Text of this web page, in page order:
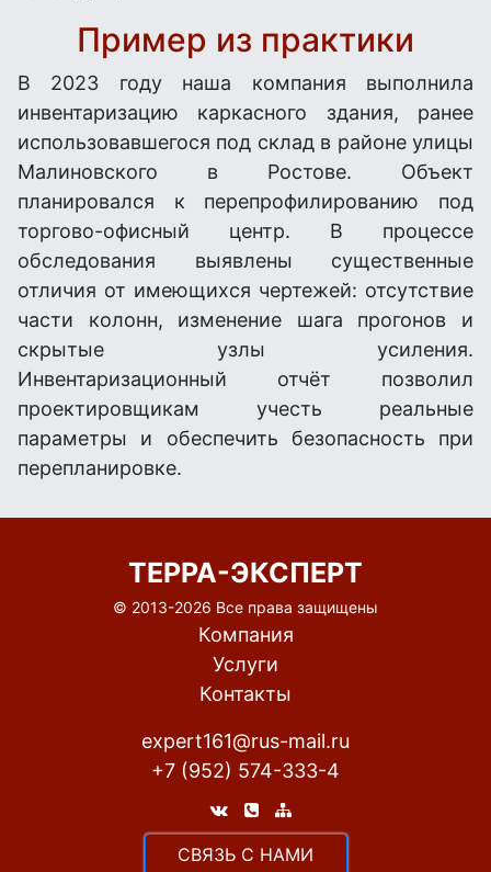
Пример из практики
В 2023 году наша компания выполнила
инвентаризацию каркасного здания, ранее
использовавшегося под склад в районе улицы
Малиновского в Ростове. Объект
планировался к перепрофилированию под
торгово-офисный центр. В процессе
обследования выявлены существенные
отличия от имеющихся чертежей: отсутствие
части колонн, изменение шага прогонов и
скрытые узлы усиления.
Инвентаризационный отчёт позволил
проектировщикам учесть реальные
параметры и обеспечить безопасность при
перепланировке.
ТЕРРА-ЭКСПЕРТ
© 2013-2026 Все права защищены
Компания
Услуги
Контакты
expert161@rus-mail.ru
+7 (952) 574-333-4
CВЯЗЬ С НАМИ